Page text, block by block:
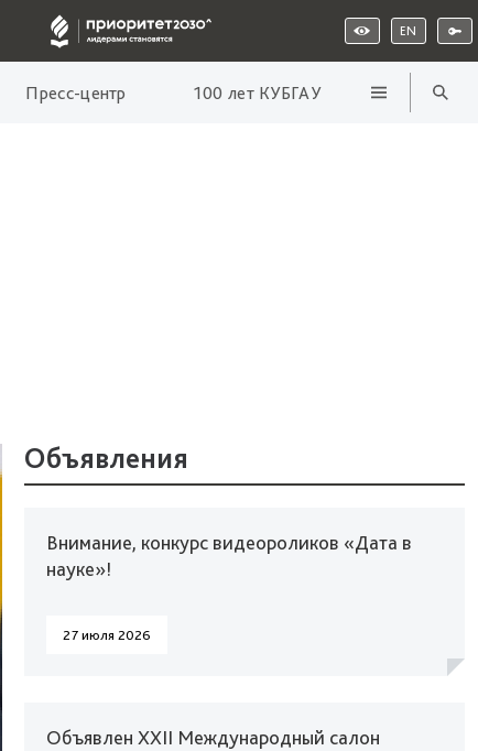
EN
Пресс-центр 100 лет КУБГАУ
Объявления
Внимание, конкурс видеороликов «Дата в
науке»!
27 июля 2026
Объявлен XXII Международный салон